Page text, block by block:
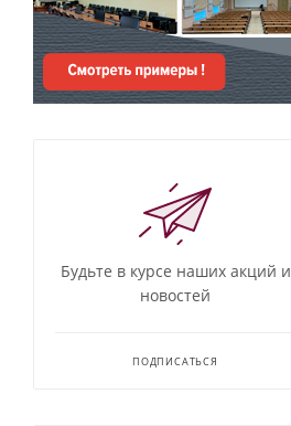
Будьте в курсе наших акций и
новостей
ПОДПИСАТЬСЯ